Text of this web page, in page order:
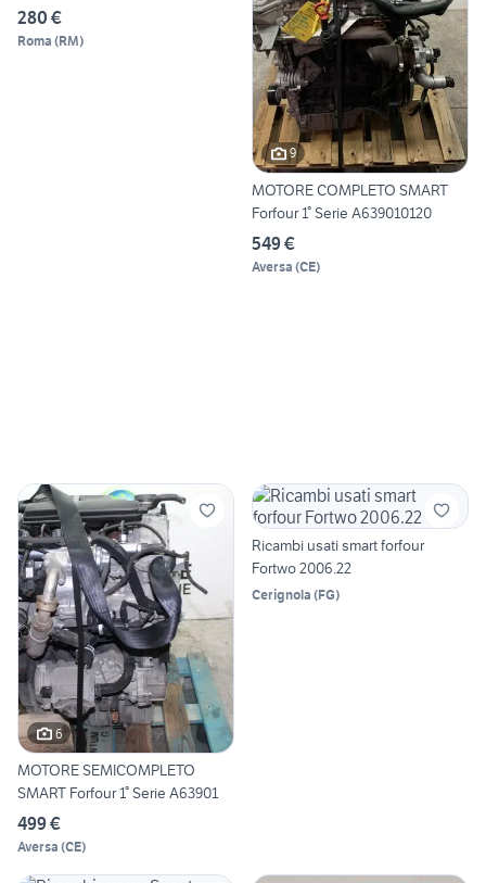
280 €
Roma (RM)
9
MOTORE COMPLETO SMART
Forfour 1° Serie A639010120
549 €
Aversa (CE)
6
MOTORE SEMICOMPLETO
SMART Forfour 1° Serie A63901
499 €
Aversa (CE)
Ricambi usati smart forfour
Fortwo 2006.22
Cerignola (FG)